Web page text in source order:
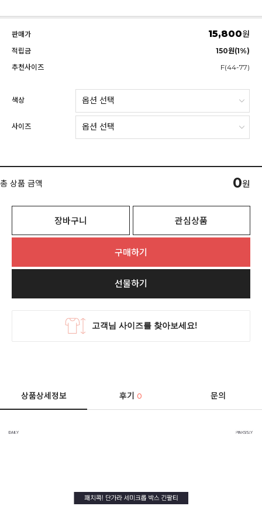
판매가 15,800원
적립금
150원(1%)
추천사이즈
F(44-77)
색상
사이즈
총 상품 금액 0원
장바구니 관심상품
구매하기
선물하기
상품상세정보 후기0 문의